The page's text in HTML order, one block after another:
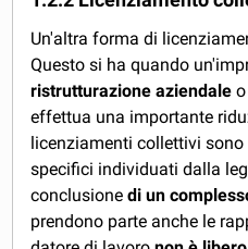
Un'altra forma di
Questo si ha quando
ristrutturazione aziendale
effettua una importante
licenziamenti collettivi
specifici individuati dalla
conclusionedi un
prendono parte anche le